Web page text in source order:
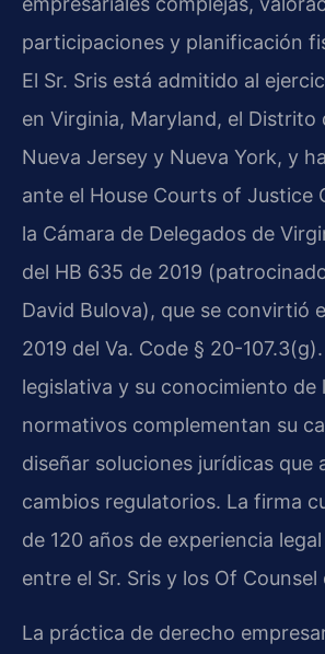
participaciones y planificación
El Sr. Sris está admitido al
en Virginia, Maryland, el Distrito
Nueva Jersey y Nueva York, y
ante el House Courts of Justice
la Cámara de Delegados de
del HB 635 de 2019
David Bulova), que se convirtió
2019 del Va. Code § 20-
legislativa y su conocimiento de
normativos complementan su
diseñar soluciones jurídicas que
cambios regulatorios. La firma
de 120 años de experiencia
entre el Sr. Sris y los Of
La práctica de derecho